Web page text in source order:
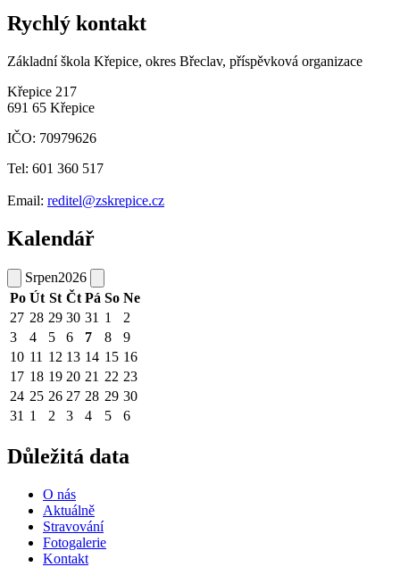
Rychlý kontakt
Základní škola Křepice, okres Břeclav, příspěvková organizace
Křepice 217
691 65 Křepice
IČO: 70979626
Tel: 601 360 517
Email: reditel@zskrepice.cz
Kalendář
Srpen2026
Po Út St Čt Pá So Ne
27 28 29 30 31 1
2
3
4 5 6 7 8
9
10 11 12 13 14 15 16
17 18 19 20 21 22 23
24 25 26 27 28 29 30
31 1 2 3 4 5 6
Důležitá data
O nás
Aktuálně
Stravování
Fotogalerie
Kontakt